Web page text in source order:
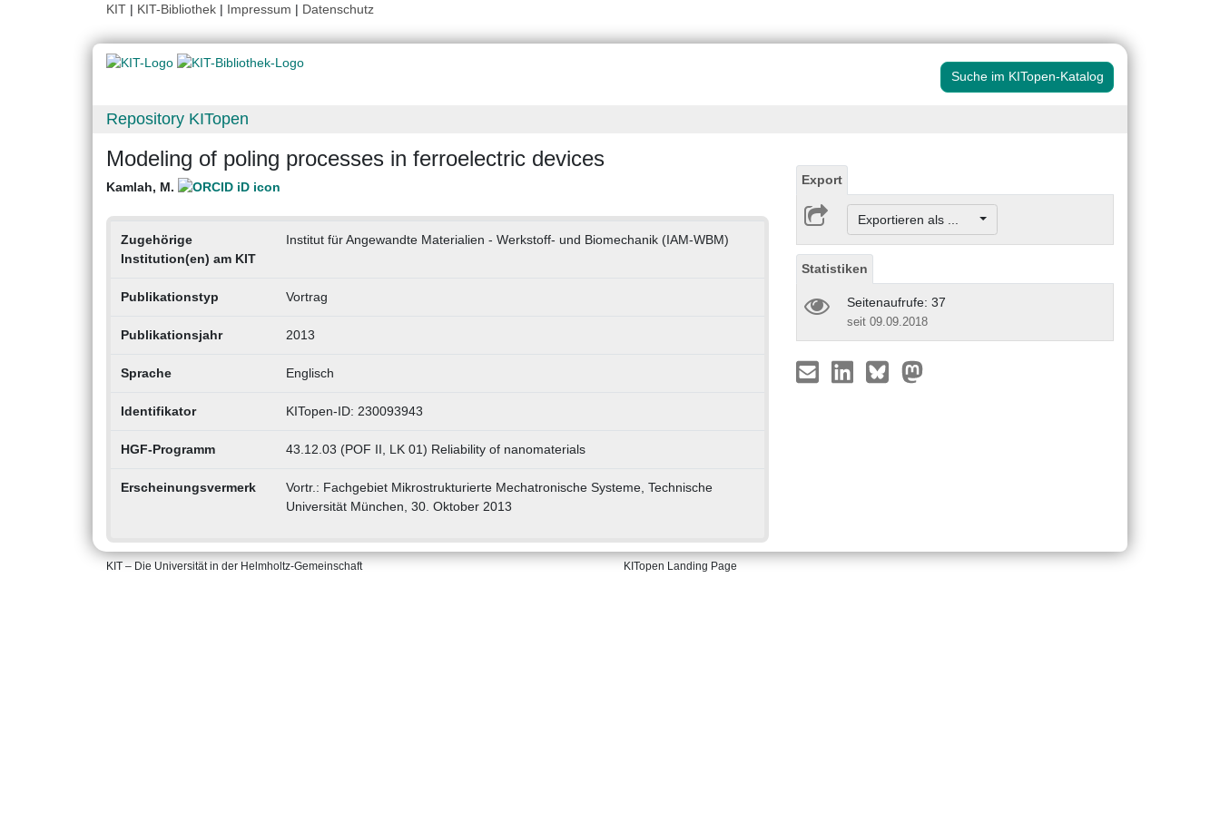
KIT | KIT-Bibliothek | Impressum | Datenschutz
Suche im KITopen-Katalog
Repository KITopen
Modeling of poling processes in ferroelectric devices
Kamlah, M.
Zugehörige
Institution(en) am KIT
Institut für Angewandte Materialien - Werkstoff- und Biomechanik (IAM-WBM)
Publikationstyp Vortrag
Publikationsjahr 2013
Sprache Englisch
Identifikator KITopen-ID: 230093943
HGF-Programm 43.12.03 (POF II, LK 01) Reliability of nanomaterials
Erscheinungsvermerk
Vortr.: Fachgebiet Mikrostrukturierte Mechatronische Systeme, Technische
Universität München, 30. Oktober 2013
Export
Exportieren als ...
Statistiken
Seitenaufrufe: 37
seit 09.09.2018
KIT – Die Universität in der Helmholtz-Gemeinschaft KITopen Landing Page